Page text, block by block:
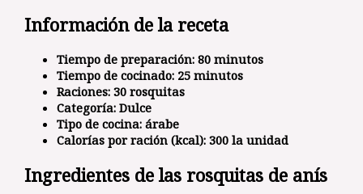
Información de la receta
Tiempo de preparación: 80 minutos
Tiempo de cocinado: 25 minutos
Raciones: 30 rosquitas
Categoría: Dulce
Tipo de cocina: árabe
Calorías por ración (kcal): 300 la unidad
Ingredientes de las rosquitas de anís